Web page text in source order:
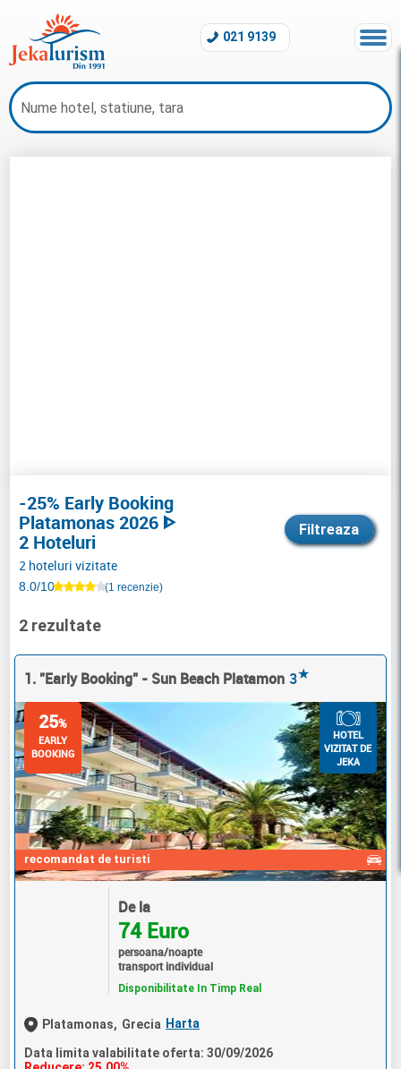
021 9139
2 rezultate
1. "Early Booking" - Sun Beach Platamon 3★
recomandat de turisti
25%
EARLY
BOOKING
HOTEL
VIZITAT DE
JEKA
De la
74 Euro
persoana/noapte
transport individual
Disponibilitate In Timp Real
Platamonas, Grecia Harta
Data limita valabilitate oferta: 30/09/2026
-25% Early Booking
Platamonas 2026 ᐈ
2 Hoteluri
2 hoteluri vizitate
8.0/10 (1 recenzie)
Filtreaza